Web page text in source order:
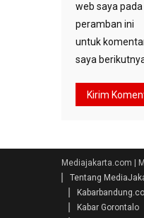
web saya pada
peramban ini
untuk
saya
Mediajakarta.com |
Tentang
Kabar Gorontalo